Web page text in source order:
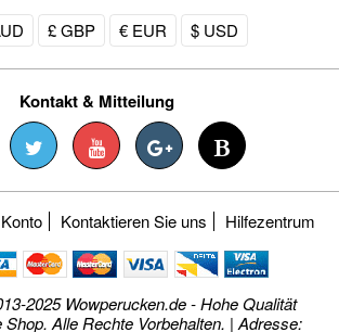
£ GBP € EUR $ USD
Kontakt & Mitteilung
Kontaktieren Sie uns Hilfezentrum
2025 Wowperucken.de - Hohe Qualität
Shop. Alle Rechte Vorbehalten. | Adresse: